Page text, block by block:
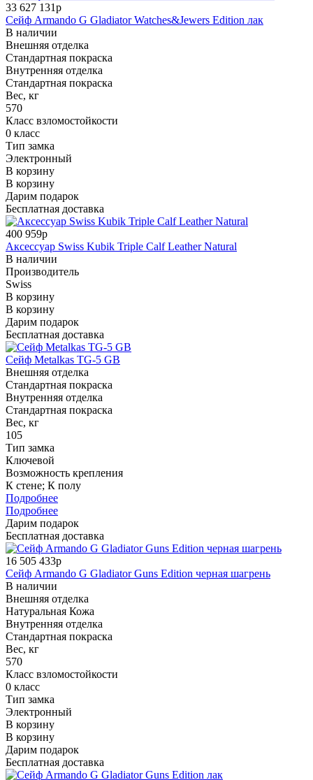
33 627 131р
Сейф Armando G Gladiator Watches&Jewers Edition лак
В наличии
Внешняя отделка
Стандартная покраска
Внутренняя отделка
Стандартная покраска
Вес, кг
570
Класс взломостойкости
0 класс
Тип замка
Электронный
В корзину
В корзину
Дарим подарок
Бесплатная доставка
400 959р
Аксессуар Swiss Kubik Triple Calf Leather Natural
В наличии
Производитель
Swiss
В корзину
В корзину
Дарим подарок
Бесплатная доставка
Сейф Metalkas TG-5 GB
Внешняя отделка
Стандартная покраска
Внутренняя отделка
Стандартная покраска
Вес, кг
105
Тип замка
Ключевой
Возможность крепления
К стене; К полу
Подробнее
Подробнее
Дарим подарок
Бесплатная доставка
16 505 433р
Сейф Armando G Gladiator Guns Edition черная шагрень
В наличии
Внешняя отделка
Натуральная Кожа
Внутренняя отделка
Стандартная покраска
Вес, кг
570
Класс взломостойкости
0 класс
Тип замка
Электронный
В корзину
В корзину
Дарим подарок
Бесплатная доставка